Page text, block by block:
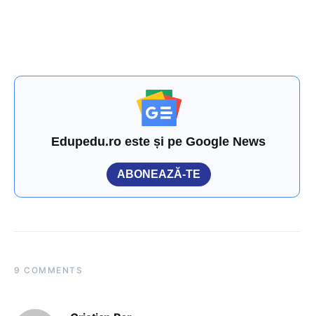
Edupedu.ro este și pe Google News
ABONEAZĂ-TE
9 COMMENTS